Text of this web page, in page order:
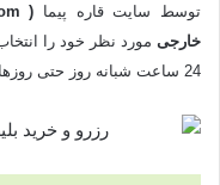
توسط سایت قاره پیما ( GharePeyma.com )
خارجی مورد نظر خود را
24 ساعت شبانه روز حتی روزهای تعطیل رزرو و خریداری فرمائید.